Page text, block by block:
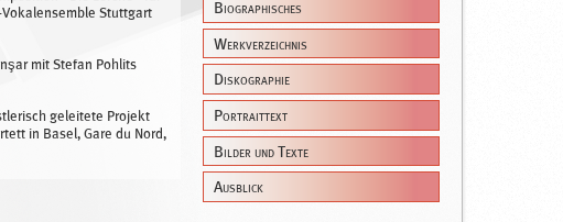
Biographisches
Werkverzeichnis
Diskographie
Portraittext
Bilder und Texte
Ausblick
Vokalensemble Stuttgart
mit Stefan Pohlits
geleitete Projekt
in Basel, Gare du Nord,